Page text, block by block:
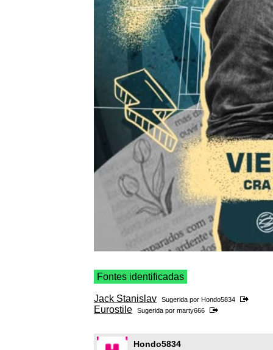
Fontes identificadas
Jack Stanislav Sugerida por Hondo5834
Eurostile Sugerida por marty666
Hondo5834